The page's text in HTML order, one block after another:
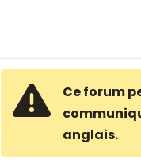
Ce forum
anglais.